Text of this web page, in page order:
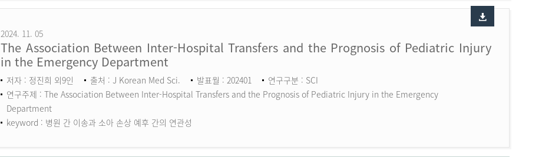
2024. 11. 05
The Association Between Inter-Hospital Transfers and the Prognosis of Pediatric Injury
in the Emergency Department
저자 : 정진희 외9인 출처 : J Korean Med Sci. 발표월 : 202401
연구구분 : SCI
연구주제 : The Association Between Inter-Hospital Transfers and the Prognosis of Pediatric Injury in the Emergency
Department
keyword : 병원 간 이송과 소아 손상 예후 간의 연관성